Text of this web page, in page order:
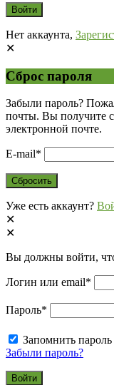
Нет аккаунта,
Сброс пароля
Забыли пароль?
почты. Вы получите
электронной почте.
E-mail*
Уже есть аккаунт?
Вы должны войти,
Логин или email*
Пароль*
Запомнить пароль
Забыли пароль?